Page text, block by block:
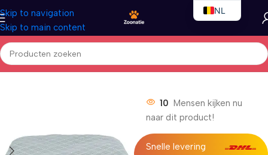
Skip to navigation
Skip to main content
Home/Honden/Hondenbedden
10 Mensen kijken nu
naar dit product!
Snelle levering
NL